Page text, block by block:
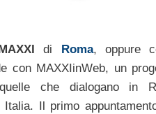
di Roma, oppure
con MAXXIinWeb, un
che dialogano in
Italia. Il primo